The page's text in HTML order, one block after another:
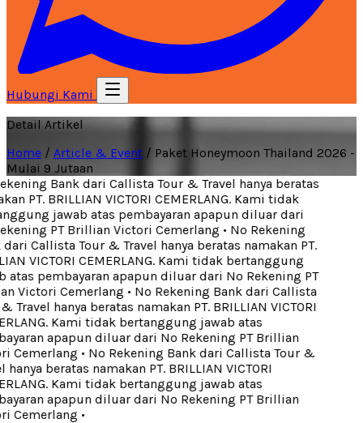
Hubungi Kami
Detail Artikel
Home / Article & Event / Paket Honeymoon Thailand 2026 -
Mulai 9 Jutaan
Bank dari Callista Tour & Travel hanya beratas
PT. BRILLIAN VICTORI CEMERLANG. Kami tidak
jawab atas pembayaran apapun diluar dari
PT Brillian Victori Cemerlang• No Rekening
Callista Tour & Travel hanya beratas namakan PT.
VICTORI CEMERLANG. Kami tidak bertanggung
pembayaran apapun diluar dari No Rekening PT
Victori Cemerlang• No Rekening Bank dari Callista
Travel hanya beratas namakan PT. BRILLIAN VICTORI
Kami tidak bertanggung jawab atas
apapun diluar dari No Rekening PT Brillian
Cemerlang• No Rekening Bank dari Callista Tour &
beratas namakan PT. BRILLIAN VICTORI
Kami tidak bertanggung jawab atas
apapun diluar dari No Rekening PT Brillian
Cemerlang•